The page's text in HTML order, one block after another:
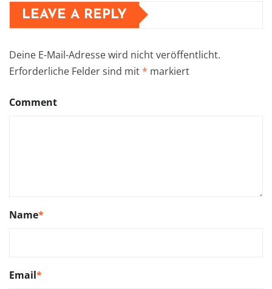
LEAVE A REPLY
Deine E-Mail-Adresse wird nicht veröffentlicht.
Erforderliche Felder sind mit* markiert
Comment
Name*
Email*